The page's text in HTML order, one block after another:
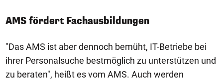
AMS fördert Fachausbildungen
"Das AMS ist aber dennoch bemüht, IT-Betriebe bei
ihrer Personalsuche bestmöglich zu unterstützen und
zu beraten", heißt es vom AMS. Auch werden